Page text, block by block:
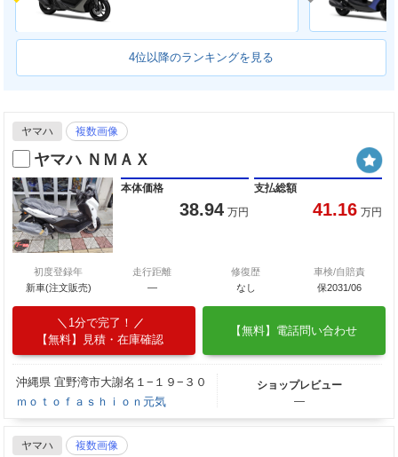
4位以降のランキングを見る
ヤマハ 複数画像
ヤマハ ＮＭＡＸ
本体価格
38.94 万円
支払総額
41.16 万円
初度登録年
新車(注文販売)
走行距離
―
修復歴
なし
車検/自賠責
保2031/06
1分で完了！
【無料】見積・在庫確認
【無料】電話問い合わせ
沖縄県 宜野湾市大謝名１−１９−３０
ｍｏｔｏｆａｓｈｉｏｎ元気
ショップレビュー
―
ヤマハ 複数画像